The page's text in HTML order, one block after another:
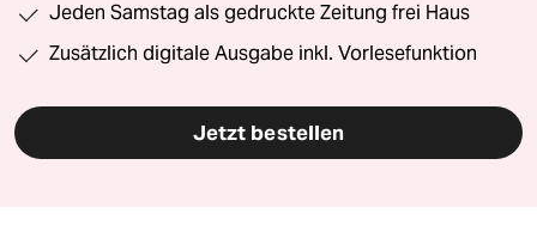
Jeden Samstag als gedruckte Zeitung frei Haus
Zusätzlich digitale Ausgabe inkl. Vorlesefunktion
Jetzt bestellen